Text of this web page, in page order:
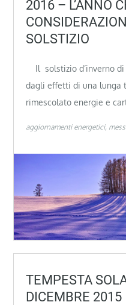
2016 – L’ANNO
SOLSTIZIO
Il solstizio d’inverno di
dagli effetti di una lunga
rimescolato energie e
aggiornamenti energetici
TEMPESTA
DICEMBRE 2015